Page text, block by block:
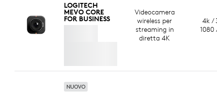
LOGITECH
MEVO CORE
FOR BUSINESS
Videocamera
wireless per
streaming in
diretta 4K
4k /
1080
NUOVO